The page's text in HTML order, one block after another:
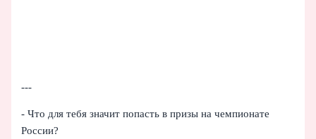
---
- Что для тебя значит попасть в призы на чемпионате
России?